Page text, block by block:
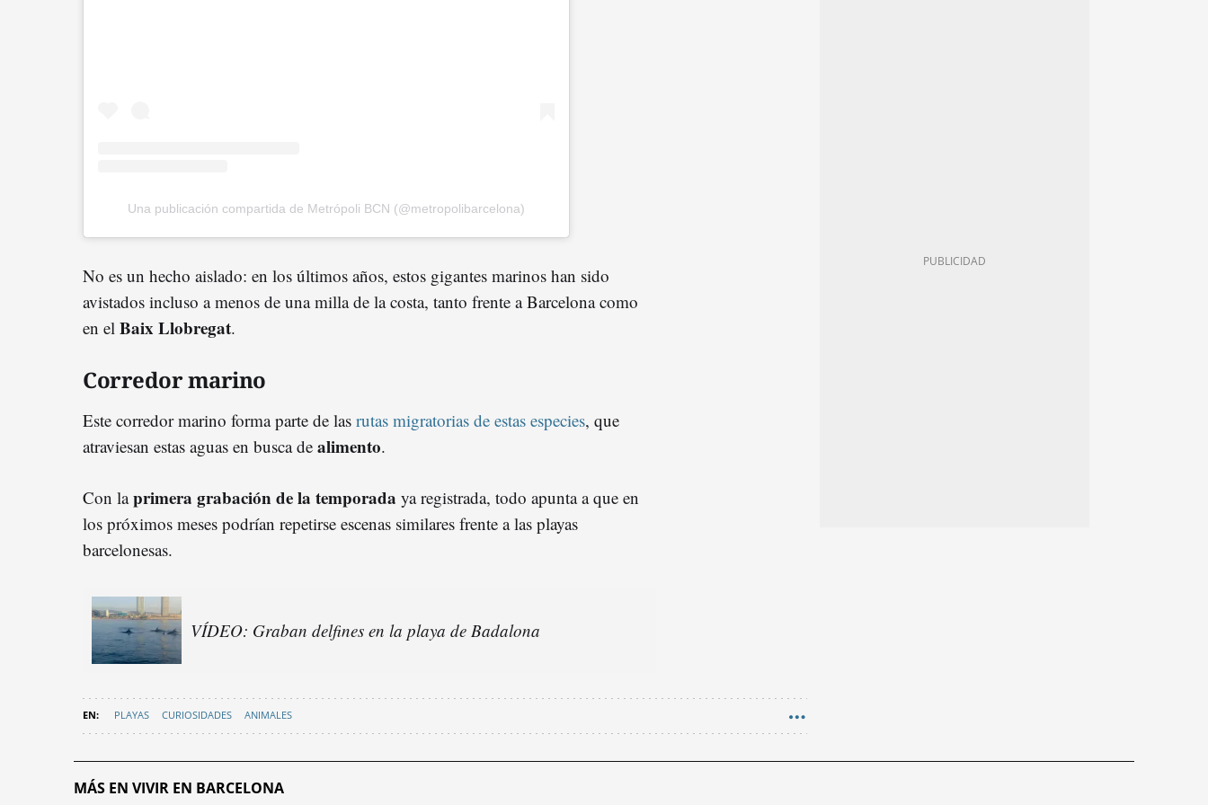
Una publicación compartida de Metrópoli BCN (@metropolibarcelona)
No es un hecho aislado: en los últimos años, estos gigantes marinos han sido
avistados incluso a menos de una milla de la costa, tanto frente a Barcelona como
en el Baix Llobregat.
Corredor marino
Este corredor marino forma parte de las rutas migratorias de estas especies, que
atraviesan estas aguas en busca de alimento.
Con laprimera grabación de la temporada ya registrada, todo apunta a que en
los próximos meses podrían repetirse escenas similares frente a las playas
barcelonesas.
VÍDEO: Graban delfines en la playa de Badalona
PLAYAS CURIOSIDADES ANIMALES
MÁS EN VIVIR EN BARCELONA